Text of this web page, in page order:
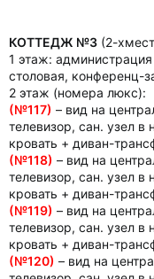
КОТТЕДЖ №3 (2-
1 этаж:
столовая, конференц-
2 этаж (номера люкс):
(№117) – вид на
телевизор, сан. узел
кровать + диван-
(№118) – вид на
телевизор, сан. узел
кровать + диван-
(№119) – вид на
телевизор, сан. узел
кровать + диван-
(№120) – вид на